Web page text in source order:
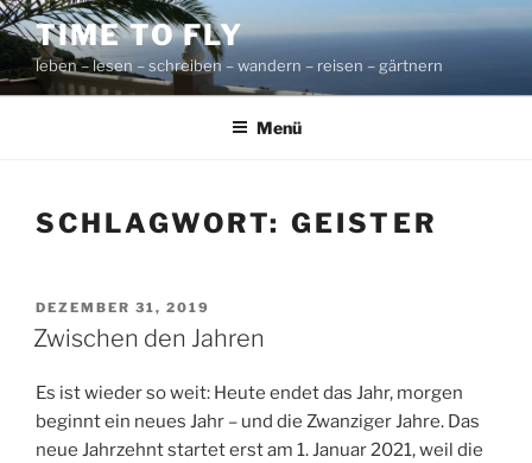
Zum
Inhalt
springen
TIME TO FLY
leben – lesen – schreiben – wandern – reisen – gärtnern
Menü
SCHLAGWORT: GEISTER
VERÖFFENTLICHT
AM
DEZEMBER 31, 2019
Zwischen den Jahren
Es ist wieder so weit: Heute endet das Jahr, morgen
beginnt ein neues Jahr – und die Zwanziger Jahre. Das
neue Jahrzehnt startet erst am 1. Januar 2021, weil die